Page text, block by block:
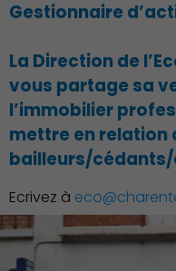
Gestionnaire
La Direction de
vous partage sa
l’immobilier
mettre en relation
bailleurs/
Ecrivez à